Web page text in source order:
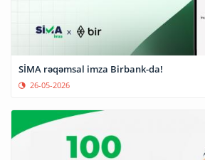
SİMA rəqəmsal imza Birbank-da!
26-05-2026